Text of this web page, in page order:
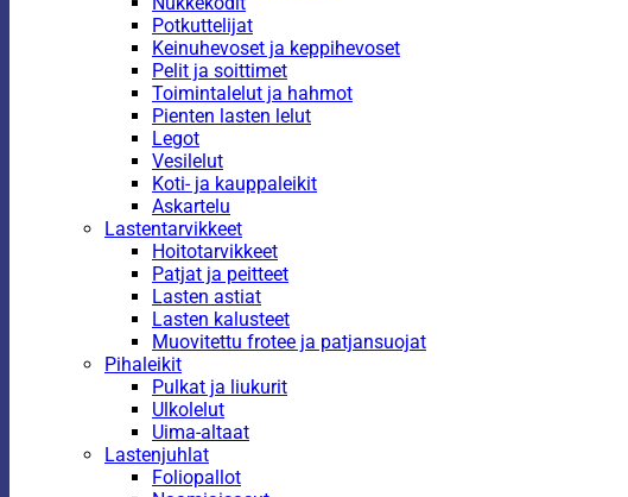
Potkuttelijat
Keinuhevoset ja keppihevoset
Pelit ja soittimet
Toimintalelut ja hahmot
Pienten lasten lelut
Legot
Vesilelut
Koti- ja kauppaleikit
Askartelu
Lastentarvikkeet
Hoitotarvikkeet
Patjat ja peitteet
Lasten astiat
Lasten kalusteet
Muovitettu frotee ja patjansuojat
Pihaleikit
Pulkat ja liukurit
Ulkolelut
Uima-altaat
Lastenjuhlat
Foliopallot